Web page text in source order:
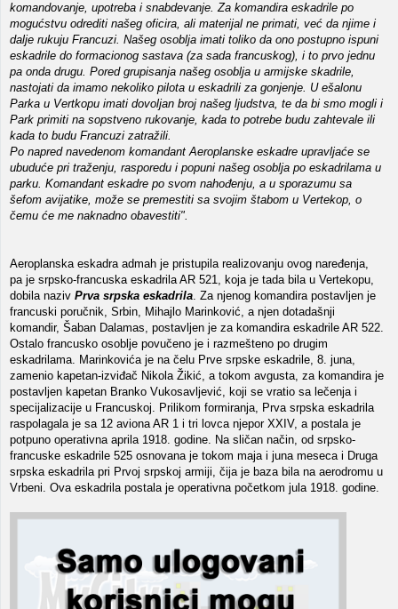
komandovanje, upotreba i snabdevanje. Za komandira eskadrile po
mogućstvu odrediti našeg oficira, ali materijal ne primati, već da njime i
dalje rukuju Francuzi. Našeg osoblja imati toliko da ono postupno ispuni
eskadrile do formacionog sastava (za sada francuskog), i to prvo jednu
pa onda drugu. Pored grupisanja našeg osoblja u armijske skadrile,
nastojati da imamo nekoliko pilota u eskadrili za gonjenje. U ešalonu
Parka u Vertkopu imati dovoljan broj našeg ljudstva, te da bi smo mogli i
Park primiti na sopstveno rukovanje, kada to potrebe budu zahtevale ili
kada to budu Francuzi zatražili.
Po napred navedenom komandant Aeroplanske eskadre upravljaće se
ubuduće pri traženju, rasporedu i popuni našeg osoblja po eskadrilama u
parku. Komandant eskadre po svom nahođenju, a u sporazumu sa
šefom avijatike, može se premestiti sa svojim štabom u Vertekop, o
čemu će me naknadno obavestiti".
Aeroplanska eskadra admah je pristupila realizovanju ovog naređenja,
pa je srpsko-francuska eskadrila AR 521, koja je tada bila u Vertekopu,
dobila naziv Prva srpska eskadrila. Za njenog komandira postavljen je
francuski poručnik, Srbin, Mihajlo Marinković, a njen dotadašnji
komandir, Šaban Dalamas, postavljen je za komandira eskadrile AR 522.
Ostalo francusko osoblje povučeno je i razmešteno po drugim
eskadrilama. Marinkovića je na čelu Prve srpske eskadrile, 8. juna,
zamenio kapetan-izviđač Nikola Žikić, a tokom avgusta, za komandira je
postavljen kapetan Branko Vukosavljević, koji se vratio sa lečenja i
specijalizacije u Francuskoj. Prilikom formiranja, Prva srpska eskadrila
raspolagala je sa 12 aviona AR 1 i tri lovca njepor XXIV, a postala je
potpuno operativna aprila 1918. godine. Na sličan način, od srpsko-
francuske eskadrile 525 osnovana je tokom maja i juna meseca i Druga
srpska eskadrila pri Prvoj srpskoj armiji, čija je baza bila na aerodromu u
Vrbeni. Ova eskadrila postala je operativna početkom jula 1918. godine.